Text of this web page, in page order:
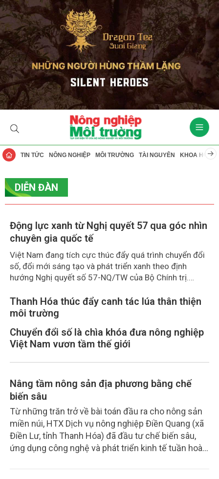
TIN TỨC NÔNG NGHIỆP MÔI TRƯỜNG TÀI NGUYÊN KHOA HỌC
DIỄN ĐÀN
Động lực xanh từ Nghị quyết 57 qua góc nhìn
chuyên gia quốc tế
Việt Nam đang tích cực thúc đẩy quá trình chuyển đổi
số, đổi mới sáng tạo và phát triển xanh theo định
hướng Nghị quyết số 57-NQ/TW của Bộ Chính trị.
hai lĩnh vực trọng điểm chịu tác động sâu sắc bởi các
tiến bộ công nghệ và cam kết bền vững toàn cầu, đặc
vào năm 2050.
Thanh Hóa thúc đẩy canh tác lúa thân thiện
môi trường
Chuyển đổi số là chìa khóa đưa nông nghiệp
Việt Nam vươn tầm thế giới
Nâng tầm nông sản địa phương bằng chế
biến sâu
Từ những trăn trở về bài toán đầu ra cho nông sản
miền núi, HTX Dịch vụ nông nghiệp Điền Quang (xã
Điền Lư, tỉnh Thanh Hóa) đã đầu tư chế biến sâu,
ứng dụng công nghệ và phát triển kinh tế tuần hoàn.
sản phẩm nông nghiệp địa phương mà còn tạo việc